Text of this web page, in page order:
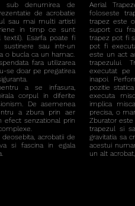
sub denumirea de
de acrobatie
sau mai multi artisti
in timp ce sunt
textil). Esarfa poate fi
sau intr-un
o bucla ca un hamac.
fara utilizarea
se doar pe pregatirea
a se infasura,
corpul in diferite
De asemenea
a zbura prin aer
efect senzational prin
acrobatii de
si fascina in egala
Aerial
foloseste
trapez este
suport cu
trapez pot fi
pot fi
este un act
trapezului.
executat pe
inapoi.
pozitie
executa
implica
precisa, o
Zburator
trapezul si
gravitatia sa
acestui
un alt